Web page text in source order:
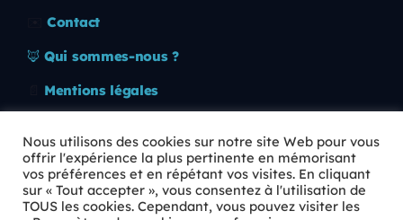
Contact
🦊 Qui sommes-nous ?
Mentions légales
🛡️ RGPD
Copyright © 2026 Animkids. Tous droits réservés.
Nous utilisons des cookies sur notre site Web pour vous
offrir l'expérience la plus pertinente en mémorisant
vos préférences et en répétant vos visites. En cliquant
sur « Tout accepter », vous consentez à l'utilisation de
TOUS les cookies. Cependant, vous pouvez visiter les